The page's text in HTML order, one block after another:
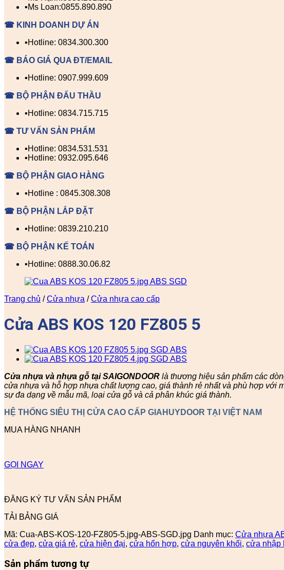
▪️Ms Loan:0855.890.890
☎ KINH DOANH DỰ ÁN
▪️Hotline: 0834.300.300
☎ BÁO GIÁ QUA ĐT/EMAIL
▪️Hotline: 0907.999.609
☎ BỘ PHẬN ĐẤU THẦU
▪️Hotline: 0834.715.715
☎ TƯ VẤN SẢN PHẨM
▪️Hotline: 0834.531.531
▪️Hotline: 0932.095.646
☎ BỘ PHẬN GIAO HÀNG
▪️Hotline : 0845.308.308
☎ BỘ PHẬN LẮP ĐẶT
▪️Hotline: 0839.210.210
☎ BỘ PHẬN KẾ TOÁN
▪️Hotline: 0888.30.06.82
Trang chủ / Cửa nhựa / Cửa nhựa cao cấp
Cửa ABS KOS 120 FZ805 5
Cửa nhựa và nhựa gỗ tại SAIGONDOOR là thương hiệu sản phẩm các
cửa nhựa và hỗ hợp nhựa chất lượng cao, giá thành rẻ nhất và phù hợp với
sự đa dạng về mẫu mã, loại cửa gỗ và cả phân khúc giá thành.
HỆ THỐNG SIÊU THỊ CỬA CAO CẤP GIAHUYDOOR TẠI VIỆT NAM
MUA HÀNG NHANH
GỌI NGAY
ĐĂNG KÝ TƯ VẤN SẢN PHẨM
TẢI BẢNG GIÁ
Mã: Cua-ABS-KOS-120-FZ805-5.jpg-ABS-SGD.jpg Danh mục: Cửa nhựa
cửa đẹp, cửa giá rẻ, cửa hiện đại, cửa hổn hợp, cửa nguyên khối, cửa nhập
Sản phẩm tương tự